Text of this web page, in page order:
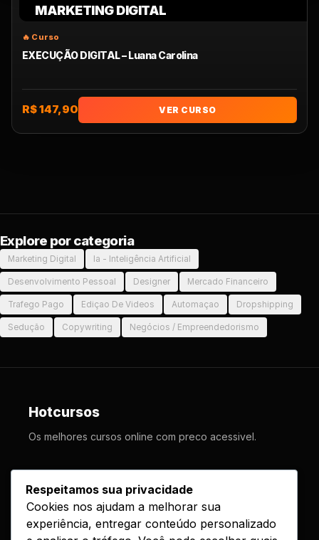
MARKETING DIGITAL
EXECUÇÃO DIGITAL – Luana Carolina
R$ 147,90 VER CURSO
Explore por categoria
Marketing Digital Ia - Inteligência Artificial
Desenvolvimento Pessoal Designer Mercado Financeiro
Trafego Pago Ediçao De Videos Automaçao Dropshipping
Sedução Copywriting Negócios / Empreendedorismo
Hotcursos
Os melhores cursos online com preco acessivel.
Cursos
Como Funciona
Respeitamos sua privacidade
Cookies nos ajudam a melhorar sua
experiência, entregar conteúdo personalizado